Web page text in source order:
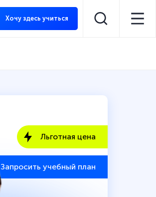
Хочу здесь учиться
Льготная цена
Запросить учебный план